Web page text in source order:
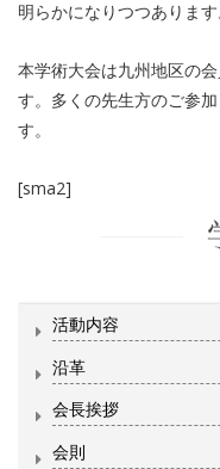
明らかになりつつあります
本学術大会は九州地区の
す。多くの先生方のご参
す。
[sma2]
活動内容
沿革
会長挨拶
会則